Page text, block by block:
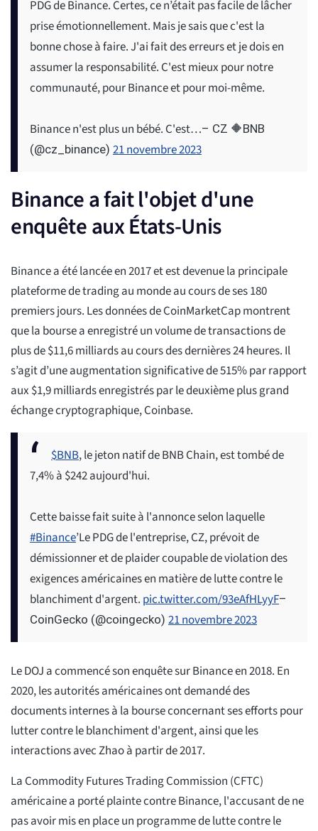
PDG de Binance. Certes, ce n’était pas facile de lâcher
prise émotionnellement. Mais je sais que c'est la
bonne chose à faire. J'ai fait des erreurs et je dois en
assumer la responsabilité. C'est mieux pour notre
communauté, pour Binance et pour moi-même.
Binance n'est plus un bébé. C'est…– CZ 🔶BNB
(@cz_binance) 21 novembre 2023
Binance a fait l'objet d'une
enquête aux États-Unis
Binance a été lancée en 2017 et est devenue la principale
plateforme de trading au monde au cours de ses 180
premiers jours. Les données de CoinMarketCap montrent
que la bourse a enregistré un volume de transactions de
plus de $11,6 milliards au cours des dernières 24 heures. Il
s’agit d’une augmentation significative de 515% par rapport
aux $1,9 milliards enregistrés par le deuxième plus grand
échange cryptographique, Coinbase.
$BNB, le jeton natif de BNB Chain, est tombé de
7,4% à $242 aujourd'hui.
Cette baisse fait suite à l'annonce selon laquelle
#Binance’Le PDG de l'entreprise, CZ, prévoit de
démissionner et de plaider coupable de violation des
exigences américaines en matière de lutte contre le
blanchiment d'argent. pic.twitter.com/93eAfHLyyF–
CoinGecko (@coingecko) 21 novembre 2023
Le DOJ a commencé son enquête sur Binance en 2018. En
2020, les autorités américaines ont demandé des
documents internes à la bourse concernant ses efforts pour
lutter contre le blanchiment d'argent, ainsi que les
interactions avec Zhao à partir de 2017.
La Commodity Futures Trading Commission (CFTC)
américaine a porté plainte contre Binance, l'accusant de ne
pas avoir mis en place un programme de lutte contre le